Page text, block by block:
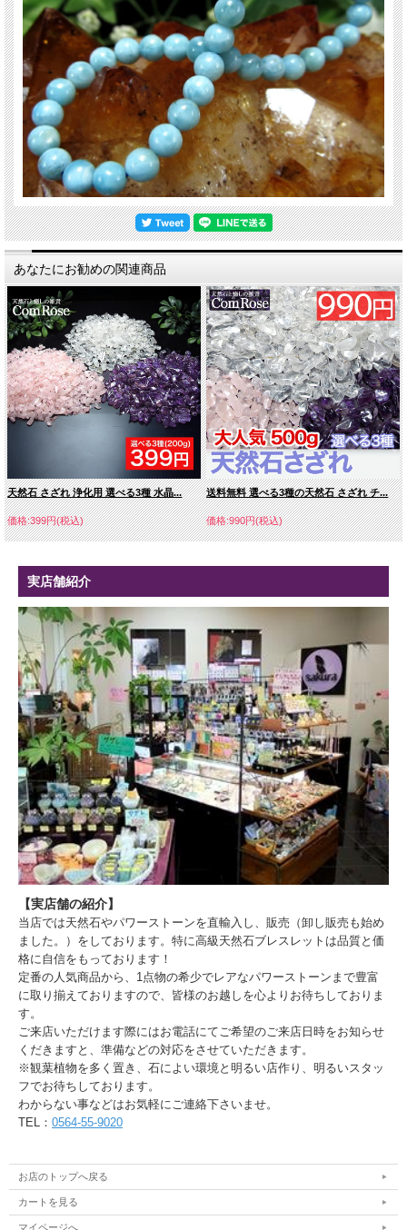
あなたにお勧めの関連商品
天然石 さざれ 浄化用 選べる3種 水晶...
価格:399円(税込)
送料無料 選べる3種の天然石 さざれ チ...
価格:990円(税込)
実店舗紹介
【実店舗の紹介】
当店では天然石やパワーストーンを直輸入し、販売（卸し販売も始め
ました。）をしております。特に高級天然石ブレスレットは品質と価
格に自信をもっております！
定番の人気商品から、1点物の希少でレアなパワーストーンまで豊富
に取り揃えておりますので、皆様のお越しを心よりお待ちしておりま
す。
ご来店いただけます際にはお電話にてご希望のご来店日時をお知らせ
くだきますと、準備などの対応をさせていただきます。
※観葉植物を多く置き、石によい環境と明るい店作り、明るいスタッ
フでお待ちしております。
わからない事などはお気軽にご連絡下さいませ。
TEL： 0564-55-9020
お店のトップへ戻る
カートを見る
マイページへ